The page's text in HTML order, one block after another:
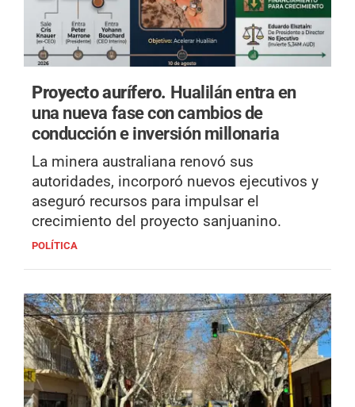
Proyecto aurífero. Hualilán entra en
una nueva fase con cambios de
conducción e inversión millonaria
La minera australiana renovó sus
autoridades, incorporó nuevos ejecutivos y
aseguró recursos para impulsar el
crecimiento del proyecto sanjuanino.
POLÍTICA